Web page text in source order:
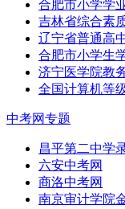
合肥市小学学
吉林省综合素
辽宁省普通高
合肥市小学生
济宁医学院教
全国计算机等
中考网专题
昌平第二中学
六安中考网
商洛中考网
南京审计学院